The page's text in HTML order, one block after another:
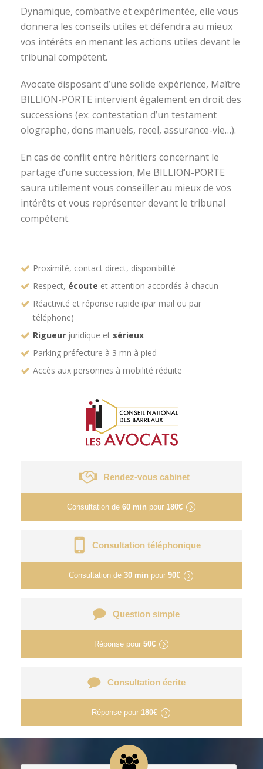
Dynamique, combative et expérimentée, elle vous
donnera les conseils utiles et défendra au mieux
vos intérêts en menant les actions utiles devant le
tribunal compétent.
Avocate disposant d’une solide expérience, Maître
BILLION-PORTE intervient également en droit des
successions (ex: contestation d’un testament
olographe, dons manuels, recel, assurance-vie…).
En cas de conflit entre héritiers concernant le
partage d’une succession, Me BILLION-PORTE
saura utilement vous conseiller au mieux de vos
intérêts et vous représenter devant le tribunal
compétent.
Proximité, contact direct, disponibilité
Respect, écoute et attention accordés à chacun
Réactivité et réponse rapide (par mail ou par
téléphone)
Rigueur juridique et sérieux
Parking préfecture à 3 mn à pied
Accès aux personnes à mobilité réduite
Rendez-vous cabinet
Consultation de 60 min pour 180€
Consultation téléphonique
Consultation de 30 min pour 90€
Question simple
Réponse pour 50€
Consultation écrite
Réponse pour 180€